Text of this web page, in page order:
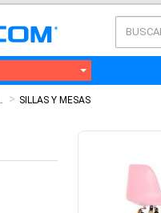
SILLAS Y MESAS